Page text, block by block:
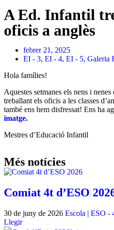
A Ed. Infantil
oficis a anglès
febrer 21, 2025
EI - 3, EI - 4, EI - 5, Galeria
Hola famílies!
Aquestes setmanes els nens i
treballant els oficis a les classes
també ens hem disfressat! Ens ha
imatge.
Mestres d’Educació Infantil
Més notícies
Comiat 4t d’ESO
30 de juny de 2026 Escola | ESO -
Llegir